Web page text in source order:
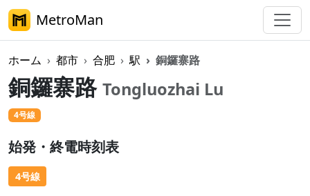
MetroMan
ホーム 都市 合肥 駅 銅鑼寨路
銅鑼寨路 Tongluozhai Lu
4号線
始発・終電時刻表
4号線